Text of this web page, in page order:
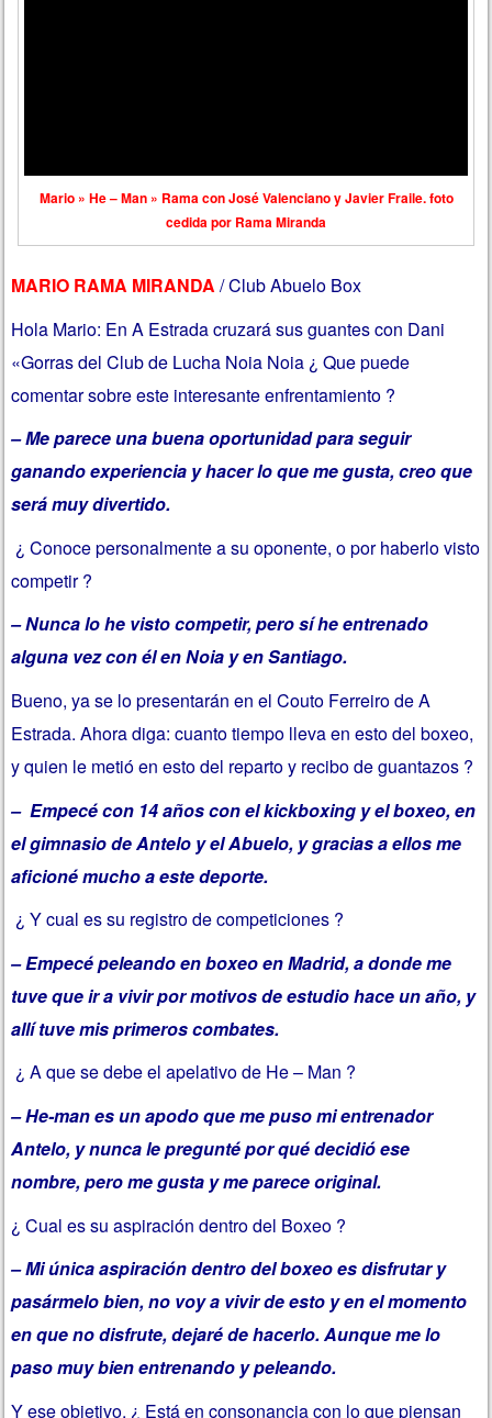
Mario » He – Man » Rama con José Valenciano y Javier Fraile. foto
cedida por Rama Miranda
MARIO RAMA MIRANDA / Club Abuelo Box
Hola Mario: En A Estrada cruzará sus guantes con Dani
«Gorras del Club de Lucha Noia Noia ¿ Que puede
comentar sobre este interesante enfrentamiento ?
– Me parece una buena oportunidad para seguir
ganando experiencia y hacer lo que me gusta, creo que
será muy divertido.
¿ Conoce personalmente a su oponente, o por haberlo visto
competir ?
– Nunca lo he visto competir, pero sí he entrenado
alguna vez con él en Noia y en Santiago.
Bueno, ya se lo presentarán en el Couto Ferreiro de A
Estrada. Ahora diga: cuanto tiempo lleva en esto del boxeo,
y quien le metió en esto del reparto y recibo de guantazos ?
– Empecé con 14 años con el kickboxing y el boxeo, en
el gimnasio de Antelo y el Abuelo, y gracias a ellos me
aficioné mucho a este deporte.
¿ Y cual es su registro de competiciones ?
– Empecé peleando en boxeo en Madrid, a donde me
tuve que ir a vivir por motivos de estudio hace un año, y
allí tuve mis primeros combates.
¿ A que se debe el apelativo de He – Man ?
– He-man es un apodo que me puso mi entrenador
Antelo, y nunca le pregunté por qué decidió ese
nombre, pero me gusta y me parece original.
¿ Cual es su aspiración dentro del Boxeo ?
– Mi única aspiración dentro del boxeo es disfrutar y
pasármelo bien, no voy a vivir de esto y en el momento
en que no disfrute, dejaré de hacerlo. Aunque me lo
paso muy bien entrenando y peleando.
Y ese objetivo, ¿ Está en consonancia con lo que piensan